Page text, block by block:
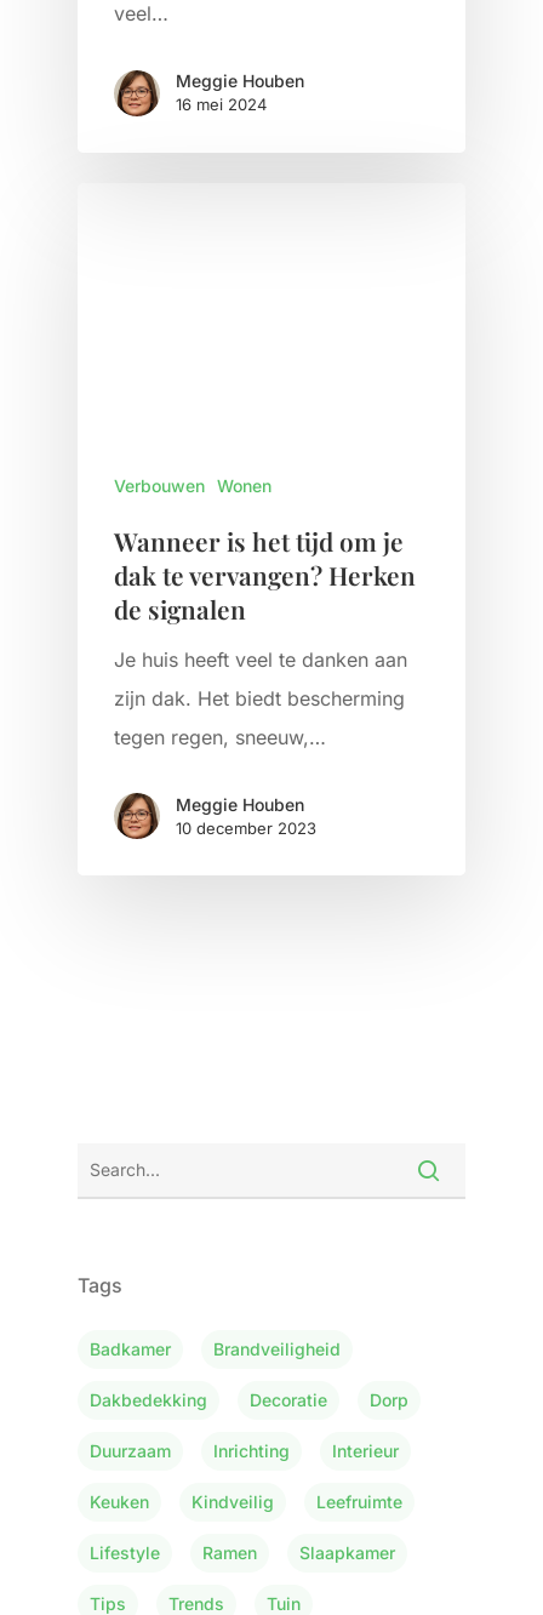
veel…
Meggie Houben
16 mei 2024
Verbouwen Wonen
Wanneer is het tijd om je
dak te vervangen? Herken
de signalen
Je huis heeft veel te danken aan
zijn dak. Het biedt bescherming
tegen regen, sneeuw,…
Meggie Houben
10 december 2023
Tags
Badkamer Brandveiligheid
Dakbedekking Decoratie Dorp
Duurzaam Inrichting Interieur
Keuken Kindveilig Leefruimte
Lifestyle Ramen Slaapkamer
Tips Trends Tuin